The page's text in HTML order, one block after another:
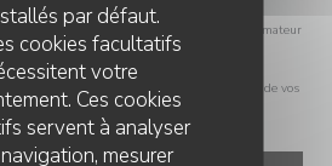
par défaut.
cookies facultatifs
votre
Ces cookies
servent à analyser
mesurer
la consommation, il est rappelé que le consommateur
la liste d'opposition au démarchage
. Pour plus d'informations sur le traitement de vos
de confidentialité